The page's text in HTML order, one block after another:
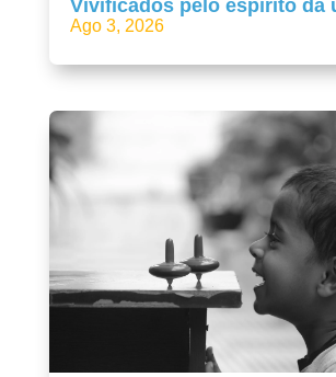
Vivificados pelo espírito da
Ago 3, 2026